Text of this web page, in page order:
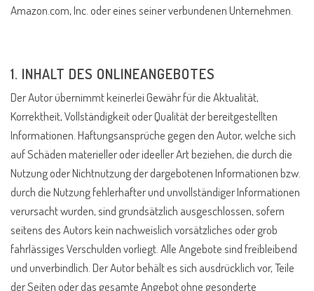
Amazon.com, Inc. oder eines seiner verbundenen Unternehmen.
1. INHALT DES ONLINEANGEBOTES
Der Autor übernimmt keinerlei Gewähr für die Aktualität,
Korrektheit, Vollständigkeit oder Qualität der bereitgestellten
Informationen. Haftungsansprüche gegen den Autor, welche sich
auf Schäden materieller oder ideeller Art beziehen, die durch die
Nutzung oder Nichtnutzung der dargebotenen Informationen bzw.
durch die Nutzung fehlerhafter und unvollständiger Informationen
verursacht wurden, sind grundsätzlich ausgeschlossen, sofern
seitens des Autors kein nachweislich vorsätzliches oder grob
fahrlässiges Verschulden vorliegt. Alle Angebote sind freibleibend
und unverbindlich. Der Autor behält es sich ausdrücklich vor, Teile
der Seiten oder das gesamte Angebot ohne gesonderte